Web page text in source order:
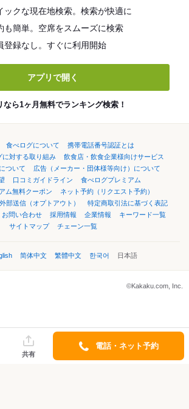
ックな現在地検索。検索が快適に
も簡単。空席をスムーズに検索
登録なし。すぐに利用開始
アプリで開く
なら1ヶ月無料でランキング検索！
食べログについて
携帯電話番号認証とは
に対する取り組み
飲食店・飲食企業様向けサービス
ついて
広告（メーカー・団体様等向け）について
口コミガイドライン
食べログプレミアム
ム無料クーポン
ネット予約（リクエスト予約）
外部送信（オプトアウト）
特定商取引法に基づく表記
お問い合わせ 採用情報 企業情報
キーワード一覧
サイトマップ
チェーン一覧
简体中文 繁體中文 한국어 日本語
©Kakaku.com, Inc.
共有
電話・ネット予約